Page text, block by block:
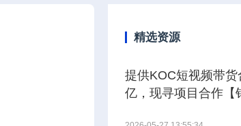
精选资源
提供KOC短视频带
亿，现寻项目合作【